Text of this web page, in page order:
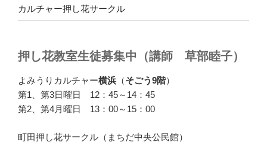
カルチャー押し花サークル
押し花教室生徒募集中（講師 草部睦子）
よみうりカルチャー横浜 （そごう9階）
第1、第3日曜日 12：45～14：45
第2、第4月曜日 13：00～15：00
町田押し花サークル（まちだ中央公民館）